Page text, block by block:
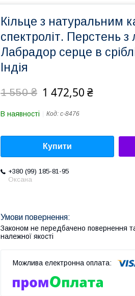
Кільце з натуральним
спектроліт. Перстень
Лабрадор серце в
Індія
1 550 ₴ 1 472,50 ₴
В наявності Код: с-8476
Купити
+380 (99) 185-81-95
Оксана
Законом не передбачено повернення
належної якості